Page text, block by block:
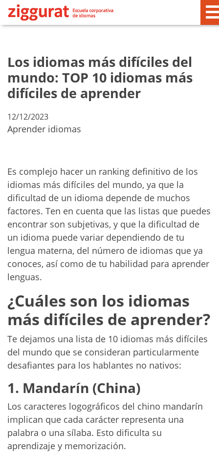
Los idiomas más difíciles del
mundo: TOP 10 idiomas más
difíciles de aprender
12/12/2023
Aprender idiomas
Es complejo hacer un ranking definitivo de los
idiomas más difíciles del mundo, ya que la
dificultad de un idioma depende de muchos
factores. Ten en cuenta que las listas que puedes
encontrar son subjetivas, y que la dificultad de
un idioma puede variar dependiendo de tu
lengua materna, del número de idiomas que ya
conoces, así como de tu habilidad para aprender
lenguas.
¿Cuáles son los idiomas
más difíciles de aprender?
Te dejamos una lista de 10 idiomas más difíciles
del mundo que se consideran particularmente
desafiantes para los hablantes no nativos:
1. Mandarín (China)
Los caracteres logográficos del chino mandarín
implican que cada carácter representa una
palabra o una sílaba. Esto dificulta su
aprendizaje y memorización.